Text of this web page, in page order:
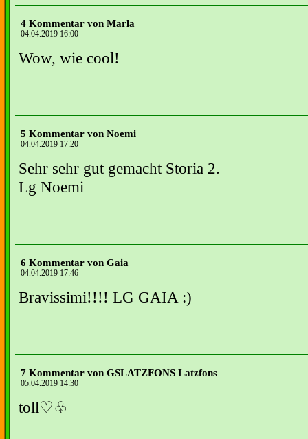
4 Kommentar von Marla
04.04.2019 16:00
Wow, wie cool!
5 Kommentar von Noemi
04.04.2019 17:20
Sehr sehr gut gemacht Storia 2.
Lg Noemi
6 Kommentar von Gaia
04.04.2019 17:46
Bravissimi!!!! LG GAIA :)
7 Kommentar von GSLATZFONS Latzfons
05.04.2019 14:30
toll♡♧